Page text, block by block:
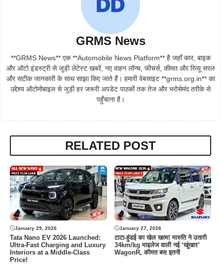
GRMS News
**GRMS News** एक **Automobile News Platform** है जहाँ कार, बाइक
और ऑटो इंडस्ट्री से जुड़ी लेटेस्ट खबरें, नए वाहन लॉन्च, फीचर्स, कीमत और रिव्यू सरल
और सटीक जानकारी के साथ साझा किए जाते हैं। हमारी वेबसाइट **grms.org.in** का
उद्देश्य ऑटोमोबाइल से जुड़ी हर जरूरी अपडेट पाठकों तक तेज और भरोसेमंद तरीके से
पहुँचाना है।
RELATED POST
January 29, 2026
Tata Nano EV 2026 Launched:
Ultra-Fast Charging and Luxury
Interiors at a Middle-Class
Price!
January 27, 2026
टाटा-हुंडई का खेल खत्म! मारुति ने उतारी
34km/kg माइलेज वाली नई ‘खूंखार’
WagonR, कीमत बस इतनी